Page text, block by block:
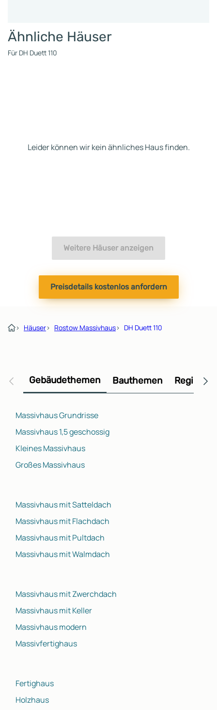
Ähnliche Häuser
Für DH Duett 110
Leider können wir kein ähnliches Haus finden.
Weitere Häuser anzeigen
Preisdetails kostenlos anfordern
› Häuser› Rostow Massivhaus› DH Duett 110
Gebäudethemen Bauthemen
Massivhaus Grundrisse
Massivhaus 1,5 geschossig
Kleines Massivhaus
Großes Massivhaus
Massivhaus mit Satteldach
Massivhaus mit Flachdach
Massivhaus mit Pultdach
Massivhaus mit Walmdach
Massivhaus mit Zwerchdach
Massivhaus mit Keller
Massivhaus modern
Massivfertighaus
Fertighaus
Holzhaus